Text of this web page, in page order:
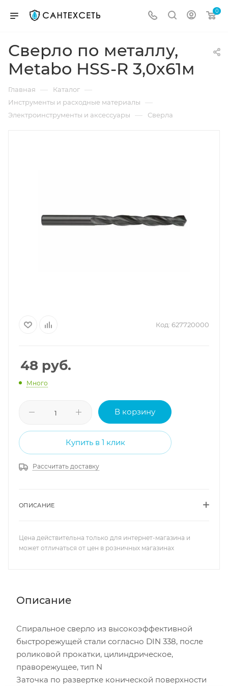
0
Сверло по металлу,
Metabo HSS-R 3,0x61м
Главная — Каталог —
Инструменты и расходные материалы —
Электроинструменты и аксессуары — Сверла
Код: 627720000
48 руб.
Много
В корзину
Купить в 1 клик
Рассчитать доставку
ОПИСАНИЕ
Цена действительна только для интернет-магазина и
может отличаться от цен в розничных магазинах
Описание
Спиральное сверло из высокоэффективной
быстрорежущей стали согласно DIN 338, после
роликовой прокатки, цилиндрическое,
праворежущее, тип N
Заточка по развертке конической поверхности